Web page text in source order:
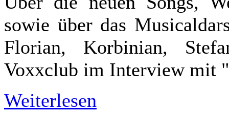
sowie über das
Florian, Korbinian,
Voxxclub im Interview mit
Weiterlesen